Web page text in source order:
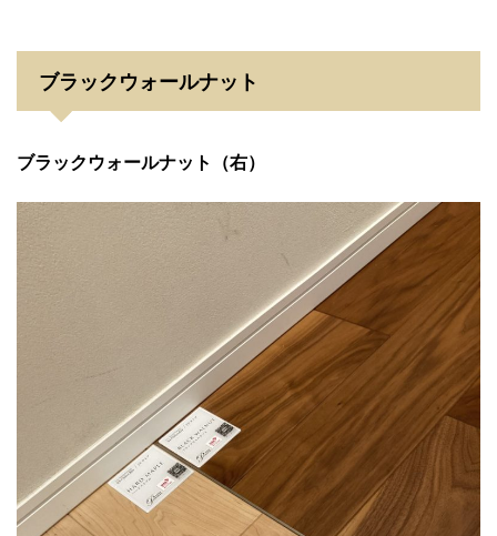
ブラックウォールナット
ブラックウォールナット（右）